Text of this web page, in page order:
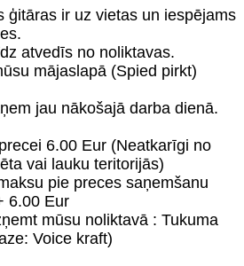
ģitāras ir uz vietas un iespējams
atvedīs no noliktavas.
mājaslapā (Spied pirkt)
jau nākošajā darba dienā.
6.00 Eur (Neatkarīgi no
vai lauku teritorijās)
pie preces saņemšanu
6.00 Eur
mūsu noliktavā : Tukuma
Voice kraft)